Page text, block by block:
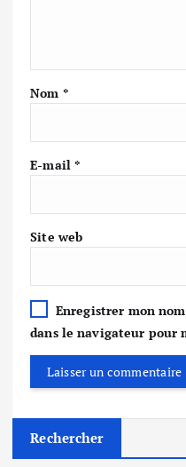
Nom *
E-mail*
Site web
Enregistrer mon
dans le navigateur pour
Rechercher